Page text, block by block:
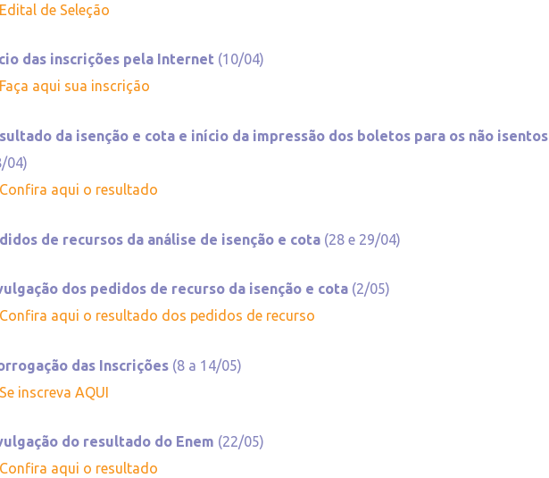
Edital de Seleção
das inscrições pela Internet (10/04)
Faça aqui sua inscrição
da isenção e cota e início da impressão dos boletos para os não isentos
04)
Confira aqui o resultado
de recursos da análise de isenção e cota (28 e 29/04)​
dos pedidos de recurso da isenção e cota (2/05)
aqui o resultado dos pedidos de recurso
das Inscrições (8 a 14/05)
inscreva AQUI
do resultado do Enem (22/05)
aqui o resultado